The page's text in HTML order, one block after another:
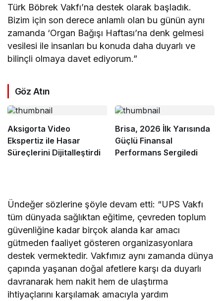
Türk Böbrek Vakfı’na destek olarak başladık.
Bizim için son derece anlamlı olan bu günün aynı
zamanda ‘Organ Bağışı Haftası’na denk gelmesi
vesilesi ile insanları bu konuda daha duyarlı ve
bilinçli olmaya davet ediyorum.”
Göz Atın
Aksigorta Video
Ekspertiz ile Hasar
Süreçlerini Dijitalleştirdi
Brisa, 2026 İlk Yarısında
Güçlü Finansal
Performans Sergiledi
Ündeğer sözlerine şöyle devam etti: “UPS Vakfı
tüm dünyada sağlıktan eğitime, çevreden toplum
güvenliğine kadar birçok alanda kar amacı
gütmeden faaliyet gösteren organizasyonlara
destek vermektedir. Vakfımız aynı zamanda dünya
çapında yaşanan doğal afetlere karşı da duyarlı
davranarak hem nakit hem de ulaştırma
ihtiyaçlarını karşılamak amacıyla yardım